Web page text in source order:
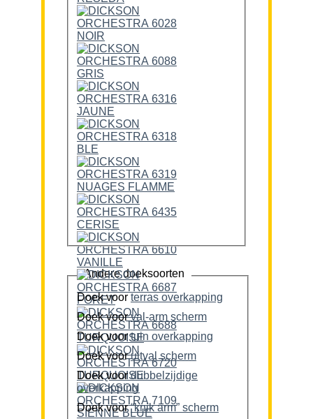
Andere doeksoorten
Doek voor terras overkapping
Doek voor
val-arm scherm
Doek voor
tuin overkapping
Doek voor
uitval scherm
Doek voordubbelzijdige
overkapping
Doek voor
“knik arm” scherm